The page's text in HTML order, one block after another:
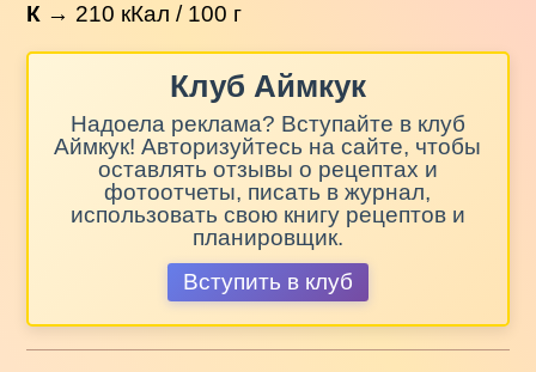
К → 210 кКал / 100 г
Клуб Аймкук
Надоела реклама? Вступайте в клуб
Аймкук! Авторизуйтесь на сайте, чтобы
оставлять отзывы о рецептах и
фотоотчеты, писать в журнал,
использовать свою книгу рецептов и
планировщик.
Вступить в клуб